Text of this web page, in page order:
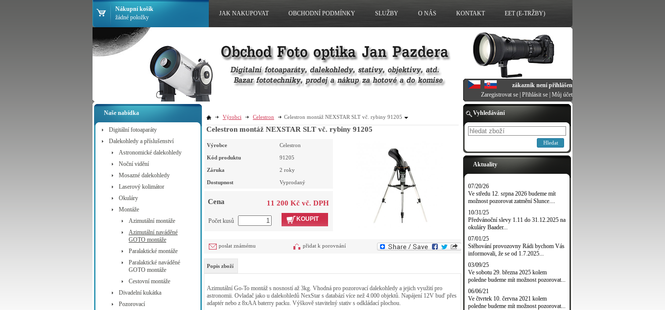
Naše nabídka
Digitální fotoaparáty
Dalekohledy a příslušenství
Astronomické dalekohledy
Noční vidění
Mosazné dalekohledy
Laserový kolimátor
Okuláry
Montáže
Azimutální montáže
Azimutální naváděné
GOTO montáže
Paralaktické montáže
Paralaktické naváděné
GOTO montáže
Cestovní montáže
Divadelní kukátka
Pozorovací
Výrobci Celestron Celestron montáž NEXSTAR SLT vč. rybiny 91205
Celestron montáž NEXSTAR SLT vč. rybiny 91205
Výrobce Celestron
Kód produktu 91205
Záruka 2 roky
Dostupnost Vyprodaný
Cena 11 200 Kč vč. DPH
KOUPIT
Počet kusů
poslat známému přidat k porovnání
Popis zboží
Azimutální Go-To montáž s nosností až 3kg. Vhodná pro pozorovací dalekohledy a jejich využití pro
astronomii. Ovladač jako u dalekohledů NexStar s databází více než 4.000 objektů. Napájení 12V buď přes
adaptér nebo z 8xAA baterry packu. Výškově stavitelný stativ s odkládací plochou.
Vyhledávání
Hledat
Aktuality
07/20/26
Ve středu 12. srpna 2026 budeme mít
možnost pozorovat zatmění Slunce....
10/31/25
Předvánoční slevy 1.11 do 31.12.2025 na
okuláry Baader...
07/01/25
Stěhování provozovny Rádi bychom Vás
informovali, že se od 1.7.2025...
03/09/25
Ve sobotu 29. března 2025 kolem
poledne budeme mít možnost pozorovat...
06/06/21
Ve čtvrtek 10. června 2021 kolem
poledne budeme mít možnost pozorovat...
Nákupní košík
žádné položky
JAK NAKUPOVAT OBCHODNÍ PODMÍNKY SLUŽBY O NÁS KONTAKT EET (E-TRŽBY)
zákazník není přihlášen
Zaregistrovat se Přihlásit se Můj účet